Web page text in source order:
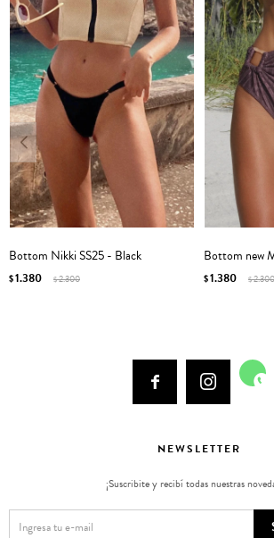
Bottom Nikki SS25 - Black
$1.380 $2.300
Bottom new
$1.380 $2.300
  
NEWSLETTER
¡Suscribite y recibí todas nuestras